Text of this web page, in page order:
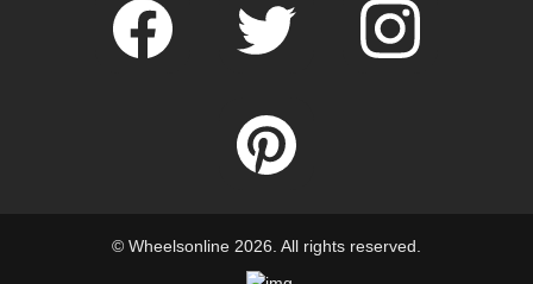
© Wheelsonline 2026. All rights reserved.